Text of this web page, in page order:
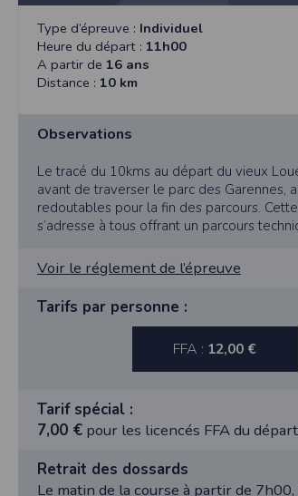
Type d’épreuve : Individuel
Heure du départ : 11h00
A partir de 16 ans
Distance : 10 km
Observations
Le tracé du 10kms au départ du vieux
avant de traverser le parc des Garennes,
redoutables pour la fin des parcours.
s’adresse à tous offrant un parcours
Voir le réglement de l’épreuve
Tarifs par personne :
FFA : 12,00 €
Tarif spécial :
7,00 € pour les licencés FFA du
Retrait des dossards
Le matin de la course à partir de
Informations sur la
Nous collectons et
nous ne suivons pas
vous pouvez le faire à
informations à partir
Cette application ne
Informations sur le
This app requires
Payment information
No payment is made